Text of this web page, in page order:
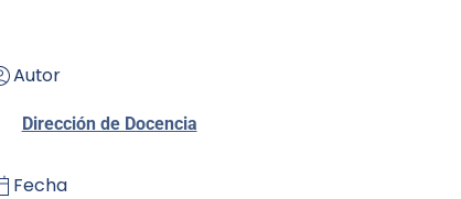
Autor
Dirección de Docencia
Fecha